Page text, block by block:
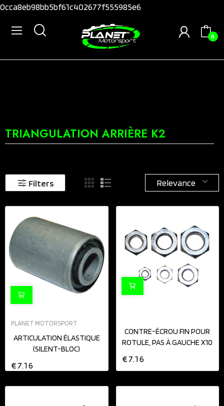
0cca8eb98bb5bf61c402677f555985e6
0
TRIANGULATION ARRIÈRE K2
Filters Relevance
PLANET MOTORSPORT
ARTICULATION ÉLASTIQUE
(SILENT-BLOC)
€7.16
CONTRE-ÉCROU FIN POUR
ROTULE, PAS À GAUCHE X10
€7.16